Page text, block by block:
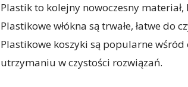
Plastik to kolejny nowoczesny
Plastikowe włókna są trwałe, łatwe
Plastikowe koszyki są popularne
utrzymaniu w czystości rozwiązań.